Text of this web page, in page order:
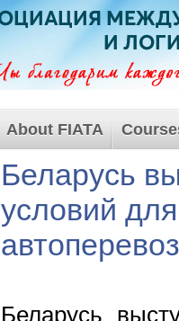
About FIATA
Беларусь
условий
Беларусь